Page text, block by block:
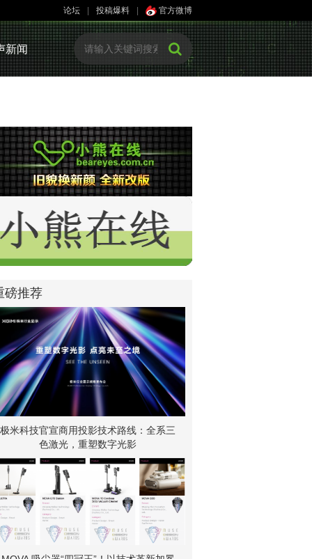
论坛 投稿爆料 官方微博
新闻
磅推荐
极米科技官宣商用投影技术路线：全系三
色激光，重塑数字光影